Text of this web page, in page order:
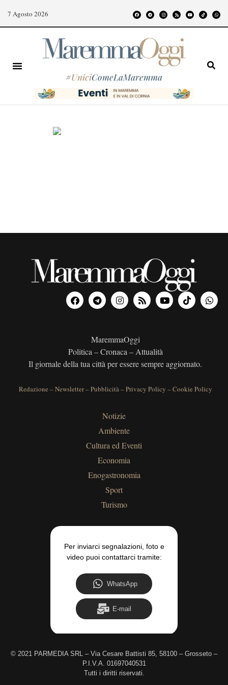
7 Agosto 2026
#UniciComeLaMaremma
MaremmaOggi
Politica – Cronaca – Attualità
Il giornale della tua città per essere sempre aggiornato.
Redazione –Newsletter–Pubblicità–Privacy Policy –Cookie Policy
Notizie
Ambiente
Cultura ed Eventi
Economia
Enogastronomia
Sport
Turismo
Per inviarci segnalazioni, foto e
video puoi contattarci tramite:
WhatsApp
E-mail
© 2021 PARMEDIA SRL – Via Cesare Battisti 85, 58100 – Grosseto –
P.I.V.A. 01697040531
Tutti i diritti riservati.